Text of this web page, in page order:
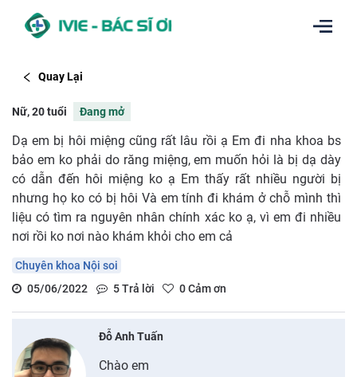
Quay Lại
Nữ, 20 tuổi Đang mở
Dạ em bị hôi miệng cũng rất lâu rồi ạ Em đi nha khoa bs
bảo em ko phải do răng miệng, em muốn hỏi là bị dạ dày
có dẫn đến hôi miệng ko ạ Em thấy rất nhiều người bị
nhưng họ ko có bị hôi Và em tính đi khám ở chỗ mình thì
liệu có tìm ra nguyên nhân chính xác ko ạ, vì em đi nhiều
nơi rồi ko nơi nào khám khỏi cho em cả
Chuyên khoa Nội soi
05/06/2022
5Trả lời 0Cảm ơn
Đỗ Anh Tuấn
Chào em